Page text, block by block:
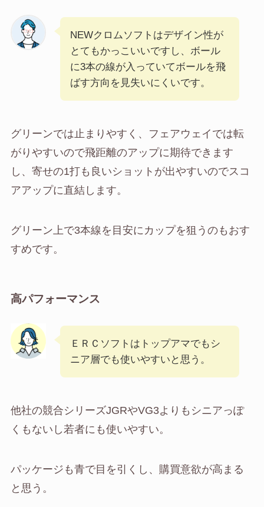
NEWクロムソフトはデザイン性が
とてもかっこいいですし、ボール
に3本の線が入っていてボールを飛
ばす方向を見失いにくいです。
グリーンでは止まりやすく、フェアウェイでは転
がりやすいので飛距離のアップに期待できます
し、寄せの1打も良いショットが出やすいのでスコ
アアップに直結します。
グリーン上で3本線を目安にカップを狙うのもおす
すめです。
高パフォーマンス
ＥＲＣソフトはトップアマでもシ
ニア層でも使いやすいと思う。
他社の競合シリーズJGRやVG3よりもシニアっぽ
くもないし若者にも使いやすい。
パッケージも青で目を引くし、購買意欲が高まる
と思う。